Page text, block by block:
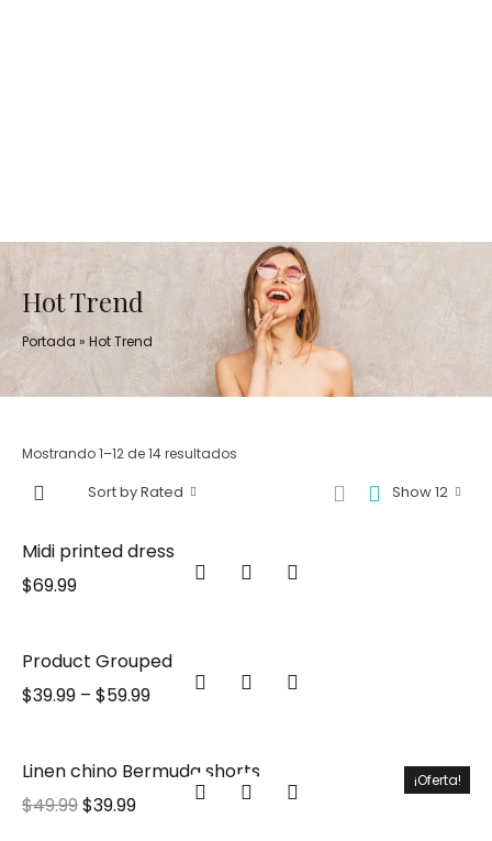
Hot Trend
Portada » Hot Trend
Mostrando 1–12 de 14 resultados
Show 12
Sort by Rated
Midi printed dress
$69.99
Product Grouped
$39.99 – $59.99
¡Oferta!
Linen chino Bermuda shorts
$49.99$39.99